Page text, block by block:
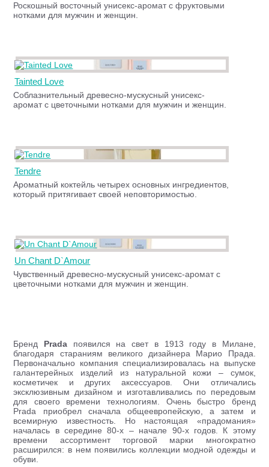
Роскошный восточный унисекс-аромат с фруктовыми
нотками для мужчин и женщин.
Tainted Love
Соблазнительный древесно-мускусный унисекс-
аромат с цветочными нотками для мужчин и женщин.
Tendre
Ароматный коктейль четырех основных ингредиентов,
который притягивает своей неповторимостью.
Un Chant D`Amour
Чувственный древесно-мускусный унисекс-аромат с
цветочными нотками для мужчин и женщин.
Бренд Prada появился на свет в 1913 году в Милане,
благодаря стараниям великого дизайнера Марио Прада.
Первоначально компания специализировалась на выпуске
галантерейных изделий из натуральной кожи – сумок,
косметичек и других аксессуаров. Они отличались
эксклюзивным дизайном и изготавливались по передовым
для своего времени технологиям. Очень быстро бренд
Prada приобрел сначала общеевропейскую, а затем и
всемирную известность. Но настоящая «прадомания»
началась в середине 80-х – начале 90-х годов. К этому
времени ассортимент торговой марки многократно
расширился: в нем появились коллекции модной одежды и
обуви.